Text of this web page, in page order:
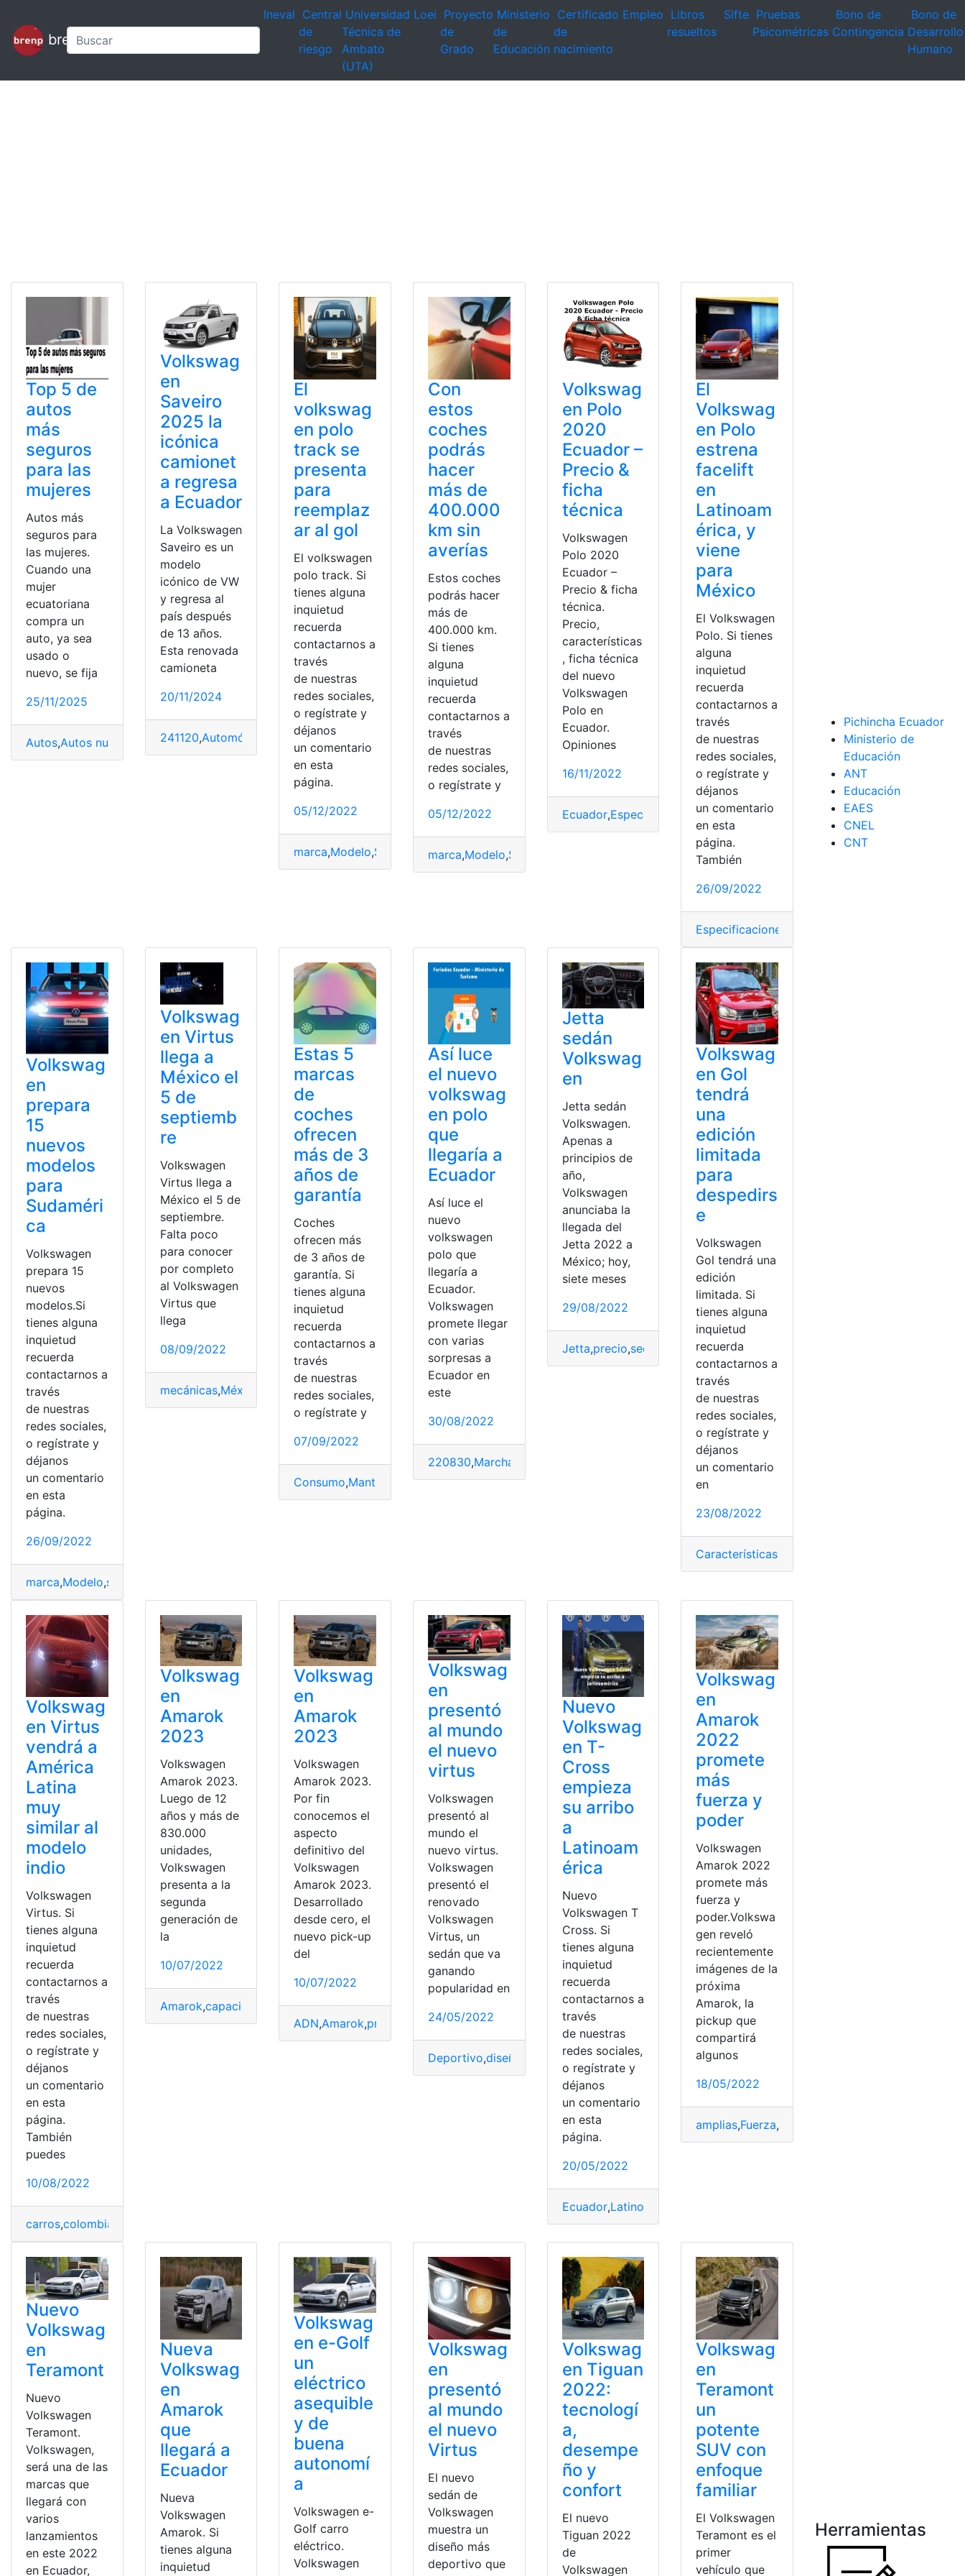
brenp
Ineval Central
de
riesgo
Universidad
Técnica de
Ambato
(UTA)
Loei Proyecto
de
Grado
Ministerio
de
Educación
Certificado
de
nacimiento
Empleo Libros
resueltos
Sifte Pruebas
Psicométricas
Bono de
Contingencia
Bono de
Desarrollo
Humano
Top 5 de
autos
más
seguros
para las
mujeres
Autos más
seguros para
las mujeres.
Cuando una
mujer
ecuatoriana
compra un
auto, ya sea
usado o
nuevo, se fija
25/11/2025
Autos,Autos nuevos Coches, Conducir,Conductores,Mujeres,Nissan Seguridad, Toyota
Volkswag
en
Saveiro
2025 la
icónica
camionet
a regresa
a Ecuador
La Volkswagen
Saveiro es un
modelo
icónico de VW
y regresa al
país después
de 13 años.
Esta renovada
camioneta
20/11/2024
241120,Automóvil camioneta,Ecuador Saveiro,Volkswagen
El
volkswag
en polo
track se
presenta
para
reemplaz
ar al gol
El volkswagen
polo track. Si
tienes alguna
inquietud
recuerda
contactarnos a
través
de nuestras
redes sociales,
o regístrate y
déjanos
un comentario
en esta
página.
05/12/2022
marca,Modelo,Segmentos,vehículos,Volkswagen
Con
estos
coches
podrás
hacer
más de
400.000
km sin
averías
Estos coches
podrás hacer
más de
400.000 km.
Si tienes
alguna
inquietud
recuerda
contactarnos a
través
de nuestras
redes sociales,
o regístrate y
05/12/2022
marca,Modelo,Segmentos
Volkswag
en Polo
2020
Ecuador –
Precio &
ficha
técnica
Volkswagen
Polo 2020
Ecuador –
Precio & ficha
técnica.
Precio,
características
, ficha técnica
del nuevo
Volkswagen
Polo en
Ecuador.
Opiniones
16/11/2022
Ecuador,Especificaciones,Especificaciones técnicas ,Vehículo
El
Volkswag
en Polo
estrena
facelift
en
Latinoam
érica, y
viene
para
México
El Volkswagen
Polo. Si tienes
alguna
inquietud
recuerda
contactarnos a
través
de nuestras
redes sociales,
o regístrate y
déjanos
un comentario
en esta
página.
También
26/09/2022
Especificaciones técnicas
Volkswag
en
prepara
15
nuevos
modelos
para
Sudaméri
ca
Volkswagen
prepara 15
nuevos
modelos.Si
tienes alguna
inquietud
recuerda
contactarnos a
través
de nuestras
redes sociales,
o regístrate y
déjanos
un comentario
en esta
página.
26/09/2022
marca,Modelo,segmento C
Volkswag
en Virtus
llega a
México el
5 de
septiemb
re
Volkswagen
Virtus llega a
México el 5 de
septiembre.
Falta poco
para conocer
por completo
al Volkswagen
Virtus que
llega
08/09/2022
mecánicas,México Septiembre Virtus,Volkswagen
Estas 5
marcas
de
coches
ofrecen
más de 3
años de
garantía
Coches
ofrecen más
de 3 años de
garantía. Si
tienes alguna
inquietud
recuerda
contactarnos a
través
de nuestras
redes sociales,
o regístrate y
07/09/2022
Consumo,Mantenimiento,Renovación,versiones
Así luce
el nuevo
volkswag
en polo
que
llegaría a
Ecuador
Así luce el
nuevo
volkswagen
polo que
llegaría a
Ecuador.
Volkswagen
promete llegar
con varias
sorpresas a
Ecuador en
este
30/08/2022
220830,Marcha Volkswagen
Jetta
sedán
Volkswag
en
Jetta sedán
Volkswagen.
Apenas a
principios de
año,
Volkswagen
anunciaba la
llegada del
Jetta 2022 a
México; hoy,
siete meses
29/08/2022
Jetta,precio,sedán Volkswagen
Volkswag
en Gol
tendrá
una
edición
limitada
para
despedirs
e
Volkswagen
Gol tendrá una
edición
limitada. Si
tienes alguna
inquietud
recuerda
contactarnos a
través
de nuestras
redes sociales,
o regístrate y
déjanos
un comentario
en
23/08/2022
Características
Volkswag
en Virtus
vendrá a
América
Latina
muy
similar al
modelo
indio
Volkswagen
Virtus. Si
tienes alguna
inquietud
recuerda
contactarnos a
través
de nuestras
redes sociales,
o regístrate y
déjanos
un comentario
en esta
página.
También
puedes
10/08/2022
carros,colombianos
Volkswag
en
Amarok
2023
Volkswagen
Amarok 2023.
Luego de 12
años y más de
830.000
unidades,
Volkswagen
presenta a la
segunda
generación de
la
10/07/2022
Amarok,capacidades grandes,nuev,Volkswagen
Volkswag
en
Amarok
2023
Volkswagen
Amarok 2023.
Por fin
conocemos el
aspecto
definitivo del
Volkswagen
Amarok 2023.
Desarrollado
desde cero, el
nuevo pick-up
del
10/07/2022
ADN,Amarok,prácticamente ,ranger,Volkswagen
Volkswag
en
presentó
al mundo
el nuevo
virtus
Volkswagen
presentó al
mundo el
nuevo virtus.
Volkswagen
presentó el
renovado
Volkswagen
Virtus, un
sedán que va
ganando
popularidad en
24/05/2022
Deportivo,diseño Mercado,nuevo,Volkswagen
Nuevo
Volkswag
en T-
Cross
empieza
su arribo
a
Latinoam
érica
Nuevo
Volkswagen T
Cross. Si
tienes alguna
inquietud
recuerda
contactarnos a
través
de nuestras
redes sociales,
o regístrate y
déjanos
un comentario
en esta
página.
20/05/2022
Ecuador,Latinoamérica
Volkswag
en
Amarok
2022
promete
más
fuerza y
poder
Volkswagen
Amarok 2022
promete más
fuerza y
poder.Volkswa
gen reveló
recientemente
imágenes de la
próxima
Amarok, la
pickup que
compartirá
algunos
18/05/2022
amplias,Fuerza,
Nuevo
Volkswag
en
Teramont
Nuevo
Volkswagen
Teramont.
Volkswagen,
será una de las
marcas que
llegará con
varios
lanzamientos
en este 2022
en Ecuador,
Nueva
Volkswag
en
Amarok
que
llegará a
Ecuador
Nueva
Volkswagen
Amarok. Si
tienes alguna
inquietud
Volkswag
en e-Golf
un
eléctrico
asequible
y de
buena
autonomí
a
Volkswagen e-
Golf carro
eléctrico.
Volkswagen
Volkswag
en
presentó
al mundo
el nuevo
Virtus
El nuevo
sedán de
Volkswagen
muestra un
diseño más
deportivo que
Volkswag
en Tiguan
2022:
tecnologí
a,
desempe
ño y
confort
El nuevo
Tiguan 2022
de
Volkswagen
Volkswag
en
Teramont
un
potente
SUV con
enfoque
familiar
El Volkswagen
Teramont es el
primer
vehículo que
Pichincha Ecuador
Ministerio de
Educación
ANT
Educación
EAES
CNEL
CNT
Herramientas